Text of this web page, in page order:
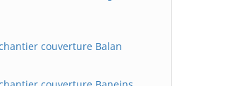
couverture Balan